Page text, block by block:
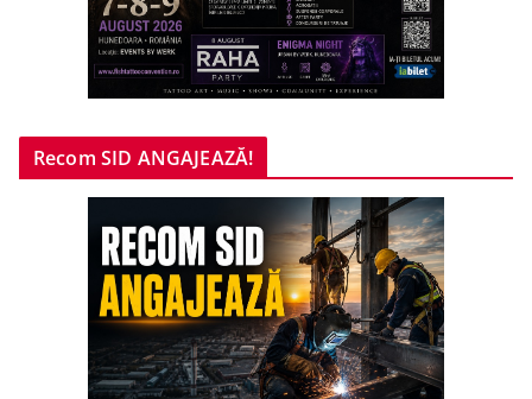
Recom SID ANGAJEAZĂ!